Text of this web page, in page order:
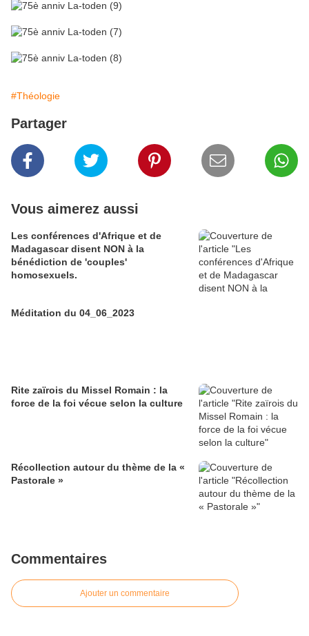
#Théologie
Partager
Vous aimerez aussi
Les conférences d'Afrique et de
Madagascar disent NON à la
bénédiction de 'couples'
homosexuels.
Méditation du 04_06_2023
Rite zaïrois du Missel Romain : la
force de la foi vécue selon la culture
Récollection autour du thème de la «
Pastorale »
Commentaires
Ajouter un commentaire